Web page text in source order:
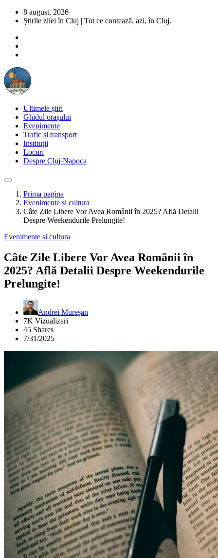
8 august, 2026
Știrile zilei în Cluj | Tot ce contează, azi, în Cluj.
Ultimele știri
Ghidul orașului
Evenimente
Trafic și transport
Instituții
Locuri
Despre Cluj-Napoca
Prima pagina
Evenimente si cultura
Câte Zile Libere Vor Avea Românii în 2025? Află Detalii
Despre Weekendurile Prelungite!
Evenimente si cultura
Câte Zile Libere Vor Avea Românii în
2025? Află Detalii Despre Weekendurile
Prelungite!
Andrei Mureșan
7K Vizualizari
45 Shares
7/31/2025